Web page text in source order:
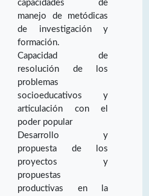
capacidades de
manejo de metódicas
de investigación y
formación.
Capacidad de
resolución de los
problemas
socioeducativos y
articulación con el
poder popular
Desarrollo y
propuesta de los
proyectos y
propuestas
productivas en la